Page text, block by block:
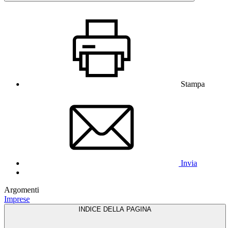
Stampa
Invia
Argomenti
Imprese
INDICE DELLA PAGINA